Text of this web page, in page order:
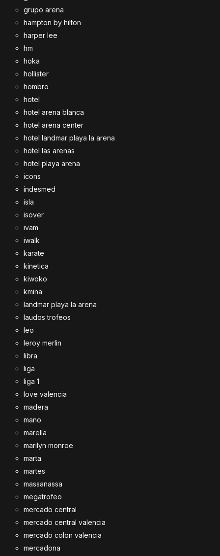
grupo arena
hampton by hilton
harper lee
hm
hoka
hollister
hombro
hotel
hotel arena blanca
hotel arena center
hotel landmar playa la arena
hotel las arenas
hotel playa arena
icons
indesmed
isla
isover
ivam
iwalk
karate
kinetica
kiwoko
kmina
landmar playa la arena
laudos trofeos
leo
leroy merlin
libra
liga
liga 1
love valencia
madera
mano
marella
marilyn monroe
marta
martes
massanassa
megatrofeo
mercado central
mercado central valencia
mercado colon valencia
mercadona